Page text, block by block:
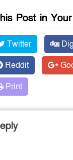
Post in
Twitter
Reddit
Print